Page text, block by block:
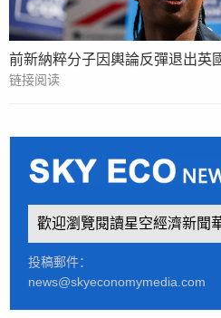
前新納粹分子因輿論反彈退出英
链接阅读
歡迎瀏覽閱讀星空經濟新聞
投稿郵件：
news@skyeconomymedia.com